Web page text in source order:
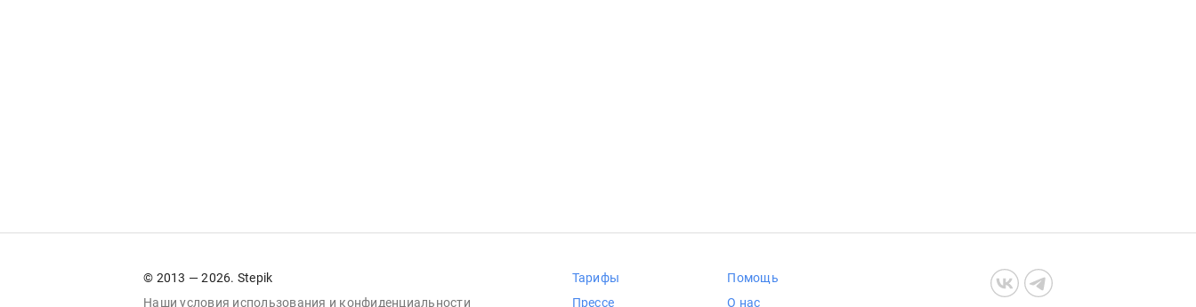
© 2013 — 2026. Stepik
Наши условия использования и конфиденциальности
Тарифы
Прессе
Помощь
О нас